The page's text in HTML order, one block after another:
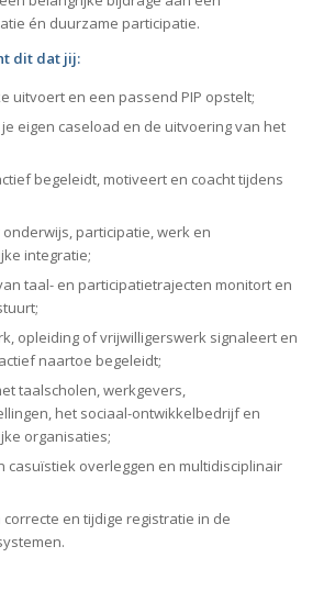
én duurzame participatie.
dit dat jij:
uitvoert en een passend PIP opstelt;
eigen caseload en de uitvoering van het
begeleidt, motiveert en coacht tijdens
participatie, werk en
integratie;
taal- en participatietrajecten monitort en
opleiding of vrijwilligerswerk signaleert en
naartoe begeleidt;
taalscholen, werkgevers,
het sociaal-ontwikkelbedrijf en
organisaties;
casuïstiek overleggen en multidisciplinair
en tijdige registratie in de